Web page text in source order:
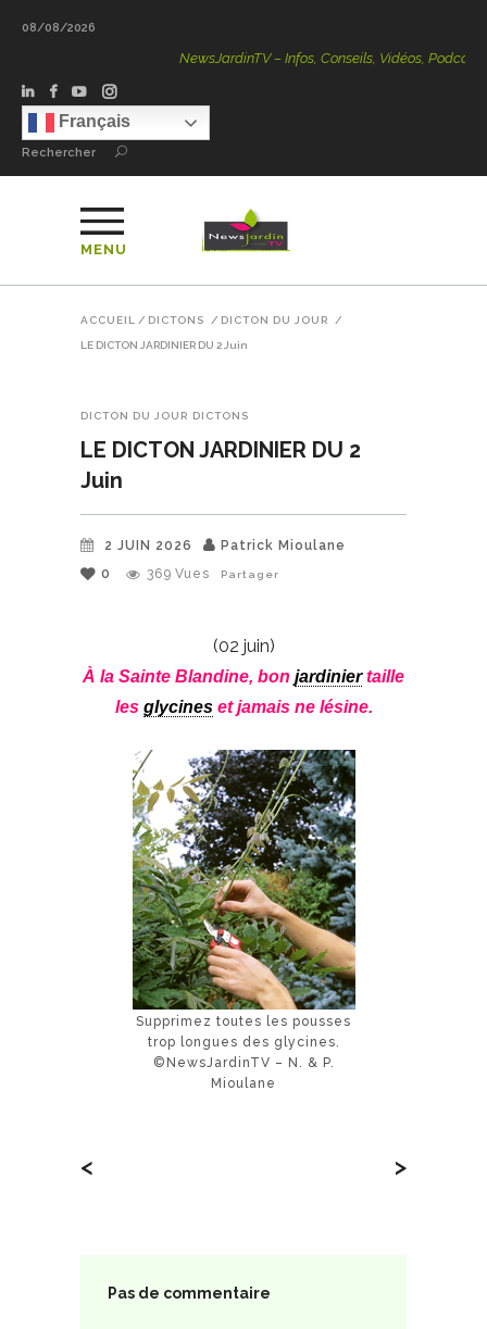
08/08/2026
NewsJardinTV – Infos, Conseils, Vidéos, Podcasts – 100 %
Français
Rechercher
MENU
ACCUEIL / DICTONS / DICTON DU JOUR /
LE DICTON JARDINIER DU 2 Juin
DICTON DU JOUR DICTONS
LE DICTON JARDINIER DU 2
Juin
2 JUIN 2026
Patrick Mioulane
0
369 Vues Partager
(02 juin)
À la Sainte Blandine, bon jardiniertaille
les glycineset jamais ne lésine.
Supprimez toutes les pousses
trop longues des glycines.
©NewsJardinTV – N. & P.
Mioulane
< >
Pas de commentaire